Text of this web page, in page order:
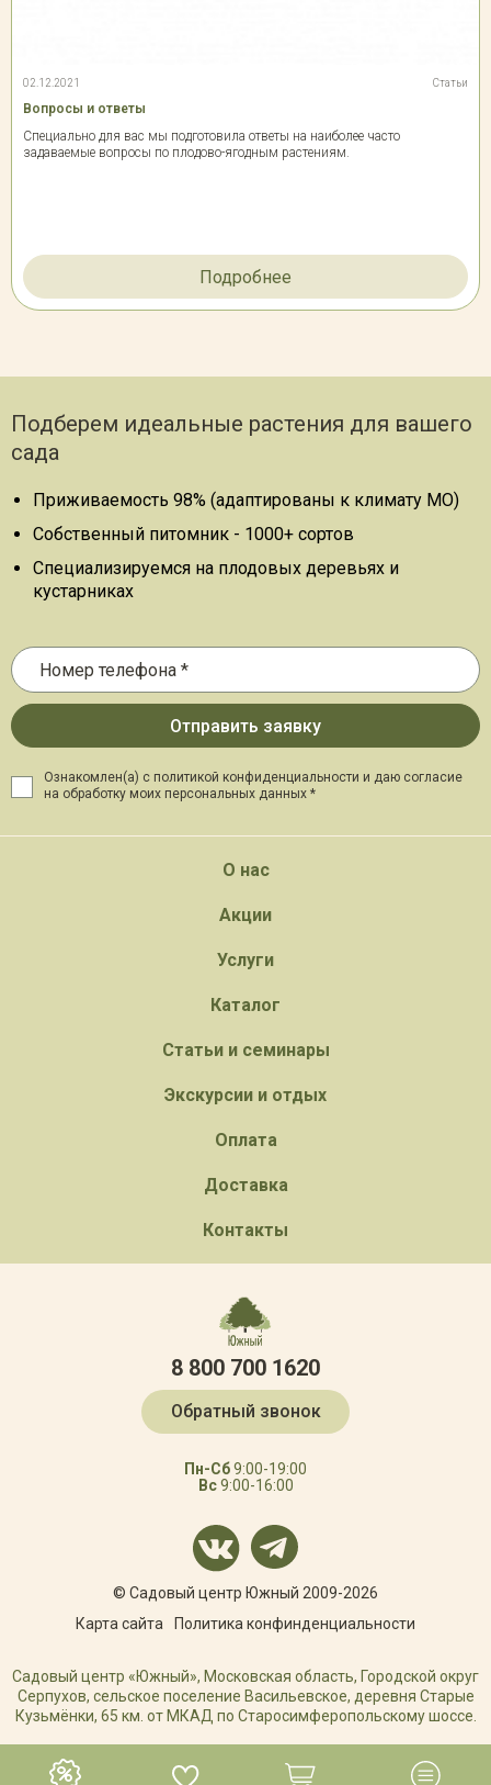
02.12.2021 Статьи
Вопросы и ответы
Специально для вас мы подготовила ответы на наиболее часто
задаваемые вопросы по плодово-ягодным растениям.
Подробнее
Подберем идеальные растения для вашего
сада
Приживаемость 98% (адаптированы к климату МО)
Собственный питомник - 1000+ сортов
Специализируемся на плодовых деревьях и
кустарниках
Ознакомлен(а) с политикой конфиденциальности и даю согласие
на обработку моих персональных данных *
О нас
Акции
Услуги
Каталог
Статьи и семинары
Экскурсии и отдых
Оплата
Доставка
Контакты
8 800 700 1620
Обратный звонок
Пн-Сб9:00-19:00
Вс9:00-16:00
© Садовый центр Южный 2009-2026
Карта сайта
Политика конфинденциальности
Садовый центр «Южный», Московская область, Городской округ
Серпухов, сельское поселение Васильевское, деревня Старые
Кузьмёнки, 65 км. от МКАД по Старосимферопольскому шоссе.